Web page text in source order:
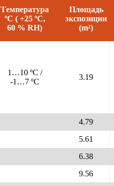
Tемпература
ºC ( +25 ºC,
60 % RH)
Площадь
экспозиции
(m²)
1…10 ºC /
-1…7 ºC
3.19
4.79
5.61
6.38
9.56